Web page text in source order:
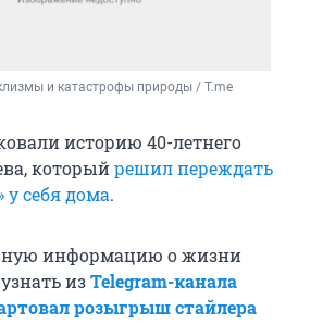
и катастрофы природы / T.me
историю 40-летнего
которыйрешил переждать
у себя дома.
информацию о жизни
изTelegram-канала
розыгрыш стайлера